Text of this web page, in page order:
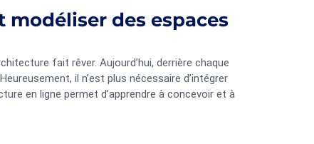
des espaces
fait rêver. Aujourd’hui, derrière chaque
il n’est plus nécessaire d’intégrer
en ligne permet d’apprendre à concevoir et à